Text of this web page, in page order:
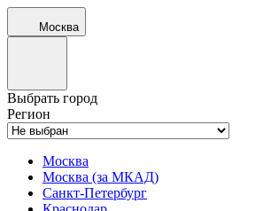
Москва
Выбрать город
Регион
Москва
Москва (за МКАД)
Санкт-Петербург